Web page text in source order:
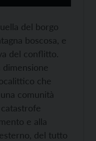
del borgo
boscosa, e
del conflitto.
che
comunità
e alla
del tutto